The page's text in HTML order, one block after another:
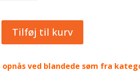
Tilføj til kurv
ved blandede søm fra